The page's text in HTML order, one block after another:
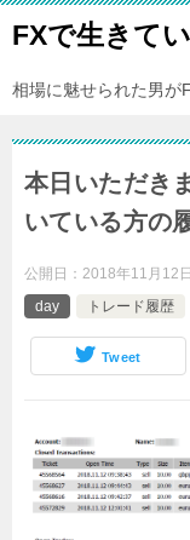
FXで生きてい
相場に魅せられた男が
本日いただき
いている方の
公開日： 2018年11月12日
day
トレード履歴
Tweet